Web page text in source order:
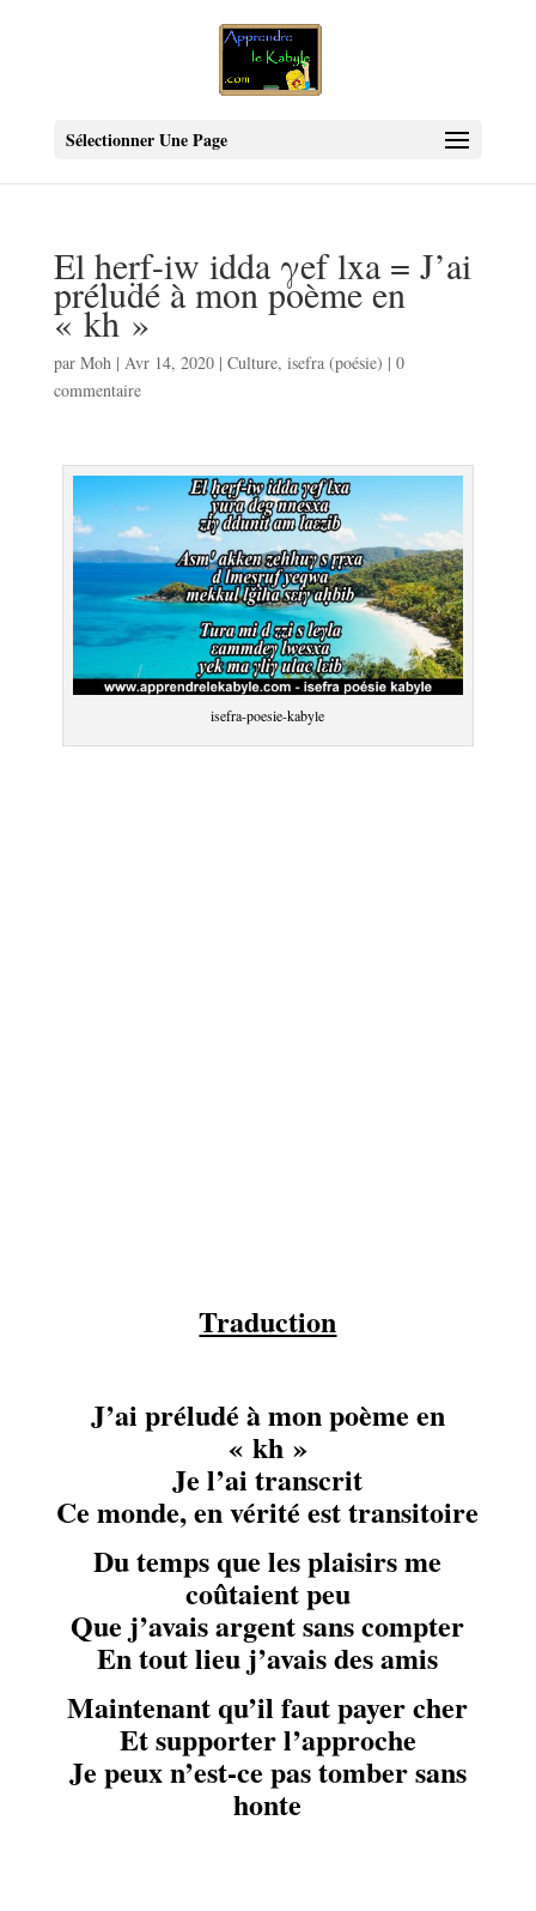
Sélectionner Une Page
El ḥeṛf-iw idda γef lxa = J’ai
préludé à mon poème en
« kh »
par Moh| Avr 14, 2020| Culture, isefra (poésie) | 0
commentaire
isefra-poesie-kabyle
Traduction
J’ai préludé à mon poème en
« kh »
Je l’ai transcrit
Ce monde, en vérité est transitoire
Du temps que les plaisirs me
coûtaient peu
Que j’avais argent sans compter
En tout lieu j’avais des amis
Maintenant qu’il faut payer cher
Et supporter l’approche
Je peux n’est-ce pas tomber sans
honte